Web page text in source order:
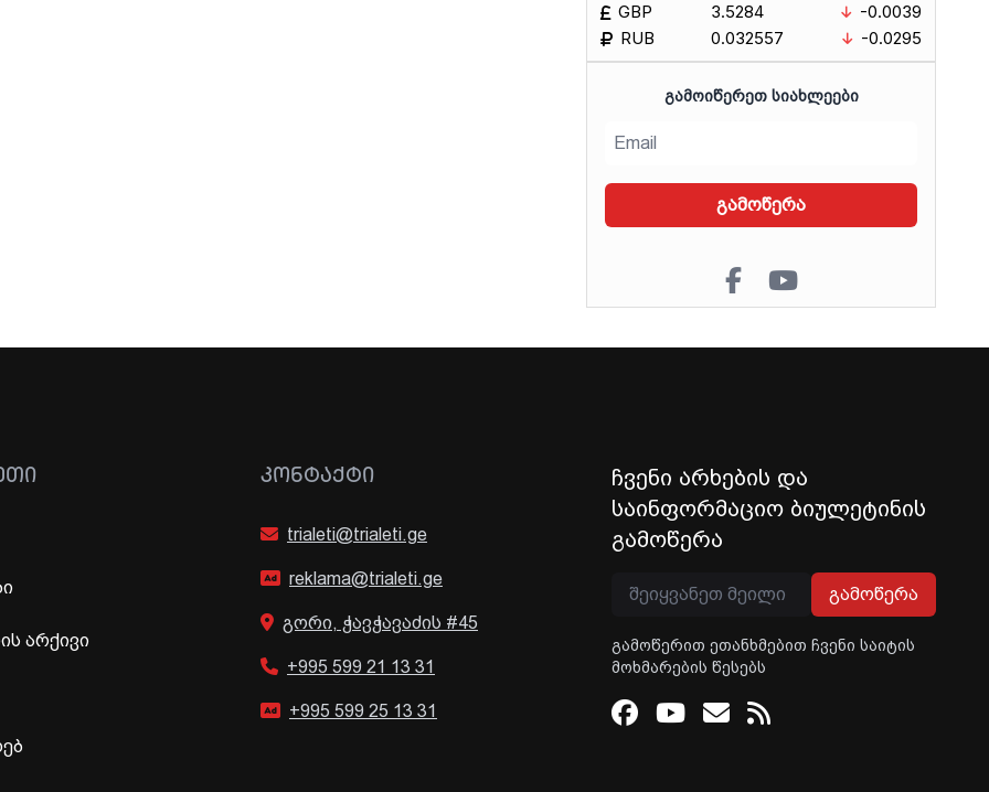
GBP
RUB
3.5284
0.032557
-0.0039
-0.0295
ᲒᲐᲛᲝᲘᲬᲔᲠᲔᲗ ᲡᲘᲐᲮᲚᲔᲔᲑᲘ
გამოწერა
არქივი
ᲙᲝᲜᲢᲐᲥᲢᲘ
trialeti@trialeti.ge
reklama@trialeti.ge
გორი, ჭავჭავაძის #45
+995 599 21 13 31
+995 599 25 13 31
ჩვენი არხების და
საინფორმაციო ბიულეტინის
გამოწერა
გამოწერა
გამოწერით ეთანხმებით ჩვენი საიტის
მოხმარების წესებს
Facebook
Youtube
Email
RSS